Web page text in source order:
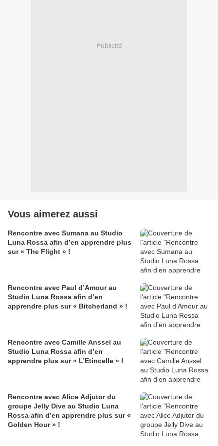
Publicité
Vous aimerez aussi
Rencontre avec Sumana au Studio
Luna Rossa afin d’en apprendre plus
sur « The Flight » !
Rencontre avec Paul d’Amour au
Studio Luna Rossa afin d’en
apprendre plus sur « Bitcherland » !
Rencontre avec Camille Anssel au
Studio Luna Rossa afin d’en
apprendre plus sur « L’Etincelle » !
Rencontre avec Alice Adjutor du
groupe Jelly Dive au Studio Luna
Rossa afin d’en apprendre plus sur «
Golden Hour » !